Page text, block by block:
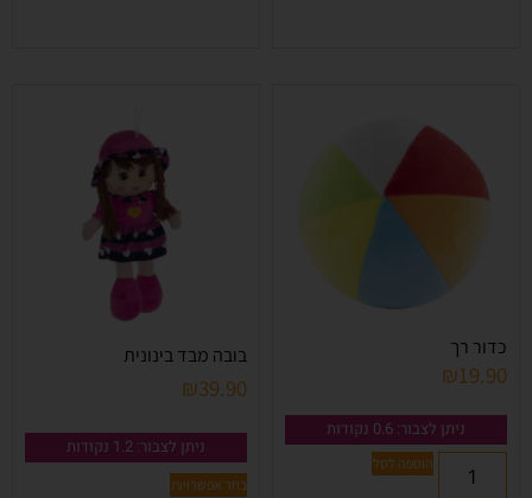
כדור רך
₪19.90
ניתן לצבור: 0.6 נקודות
הוספה לסל
בובה מבד בינונית
₪39.90
ניתן לצבור: 1.2 נקודות
בחר אפשרויות